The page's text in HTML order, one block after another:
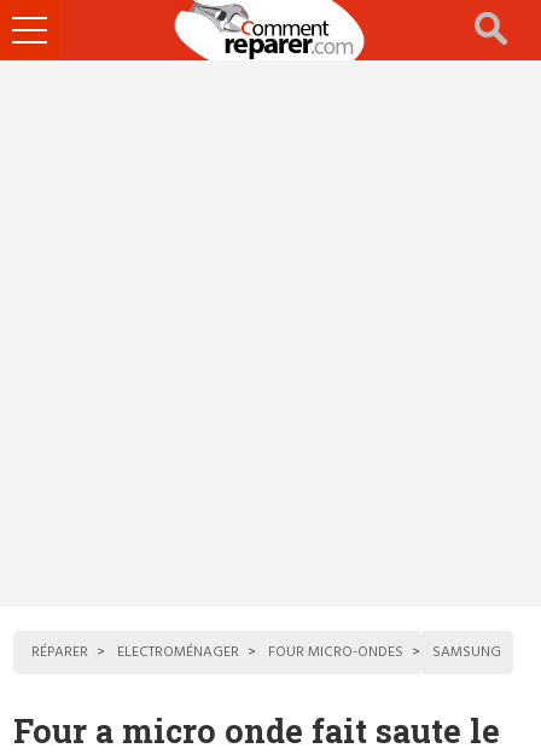
Ouvrir
le
RÉPARER ELECTROMÉNAGER FOUR MICRO-ONDES SAMSUNG
Four a micro onde fait saute le